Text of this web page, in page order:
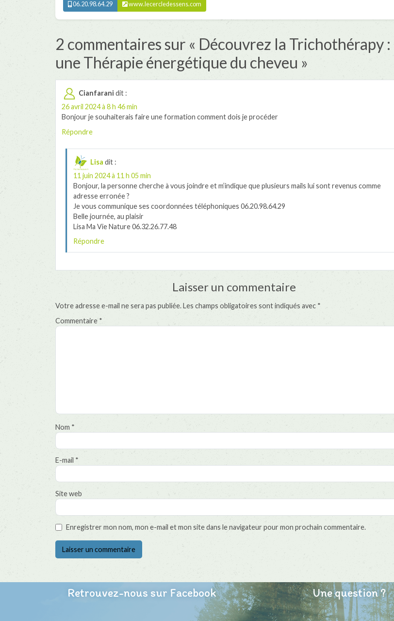
06.20.98.64.29 www.lecercledessens.com
2 commentaires sur « Découvrez la Trichothérapy :
une Thérapie énergétique du cheveu »
Cianfarani dit :
26 avril 2024 à 8 h 46 min
Bonjour je souhaiterais faire une formation comment dois je procéder
Répondre
Lisa dit :
11 juin 2024 à 11 h 05 min
Bonjour, la personne cherche à vous joindre et m’indique que plusieurs mails lui sont revenus comme
adresse erronée ?
Je vous communique ses coordonnées téléphoniques 06.20.98.64.29
Belle journée, au plaisir
Lisa Ma Vie Nature 06.32.26.77.48
Répondre
Laisser un commentaire
Votre adresse e-mail ne sera pas publiée.Les champs obligatoires sont indiqués avec *
Commentaire *
Nom *
E-mail *
Site web
Enregistrer mon nom, mon e-mail et mon site dans le navigateur pour mon prochain commentaire.
Retrouvez-nous sur Facebook Une question ?